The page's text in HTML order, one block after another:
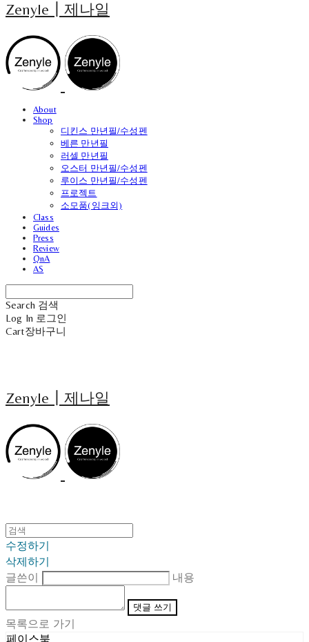
Zenyle┃제나일
About
Shop
디킨스 만년필/수성펜
베른 만년필
러셀 만년필
오스터 만년필/수성펜
루이스 만년필/수성펜
프로젝트
소모품(잉크외)
Class
Guides
Press
Review
QnA
AS
Search 검색
Log In 로그인
Cart장바구니
Zenyle┃제나일
수정하기
삭제하기
글쓴이
내용
댓글 쓰기
목록으로 가기
페이스북